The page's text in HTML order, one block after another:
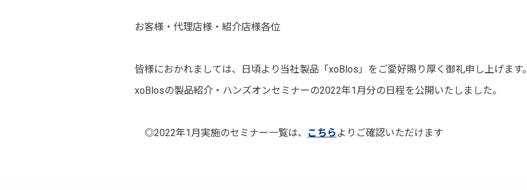
お客様・代理店様・紹介店様各位
皆様におかれましては、日頃より当社製品「xoBlos」をご愛好賜り厚く御礼申し上げます。
xoBlosの製品紹介・ハンズオンセミナーの2022年1月分の日程を公開いたしました。
◎2022年1月実施のセミナー一覧は、 こちら よりご確認いただけます